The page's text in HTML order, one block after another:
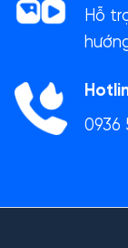
Hỗ
0936